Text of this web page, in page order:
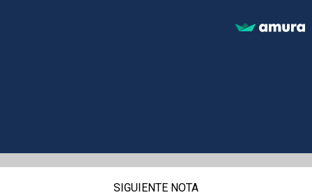
SIGUIENTE NOTA